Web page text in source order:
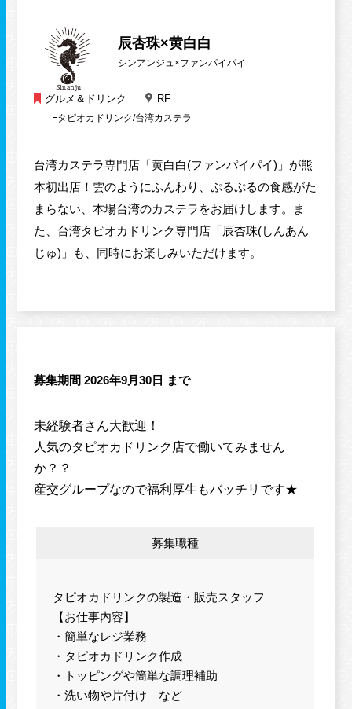
辰杏珠×黄白白
シンアンジュ×ファンパイパイ
グルメ＆ドリンク RF
タピオカドリンク/台湾カステラ
台湾カステラ専門店「黄白白(ファンパイパイ)」が熊
本初出店！雲のようにふんわり、ぷるぷるの食感がた
まらない、本場台湾のカステラをお届けします。ま
た、台湾タピオカドリンク専門店「辰杏珠(しんあん
じゅ)」も、同時にお楽しみいただけます。
募集期間 2026年9月30日 まで
未経験者さん大歓迎！
人気のタピオカドリンク店で働いてみません
か？？
産交グループなので福利厚生もバッチリです★
募集職種
タピオカドリンクの製造・販売スタッフ
【お仕事内容】
・簡単なレジ業務
・タピオカドリンク作成
・トッピングや簡単な調理補助
・洗い物や片付け など
店舗営業時間
レストラン
10:00-22:00